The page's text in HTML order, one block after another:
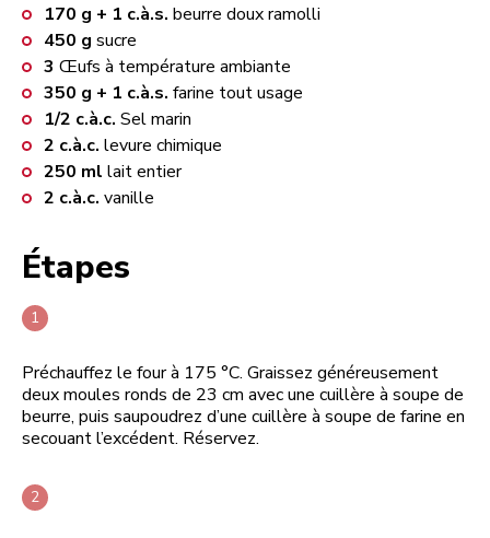
170 g + 1 c.à.s. beurre doux ramolli
450 g sucre
3 Œufs à température ambiante
350 g + 1 c.à.s. farine tout usage
1/2 c.à.c. Sel marin
2 c.à.c. levure chimique
250 ml lait entier
2 c.à.c. vanille
Étapes
Préchauffez le four à 175 °C. Graissez généreusement
deux moules ronds de 23 cm avec une cuillère à soupe de
beurre, puis saupoudrez d’une cuillère à soupe de farine en
secouant l’excédent. Réservez.